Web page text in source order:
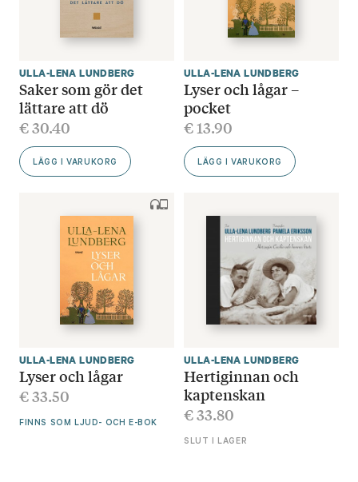
ULLA-LENA LUNDBERG
Saker som gör det
lättare att dö
€30.40
LÄGG I VARUKORG
ULLA-LENA LUNDBERG
Lyser och lågar –
pocket
€13.90
LÄGG I VARUKORG
ULLA-LENA LUNDBERG
Lyser och lågar
€33.50
FINNS SOM LJUD- OCH E-BOK
ULLA-LENA LUNDBERG
Hertiginnan och
kaptenskan
€33.80
SLUT I LAGER